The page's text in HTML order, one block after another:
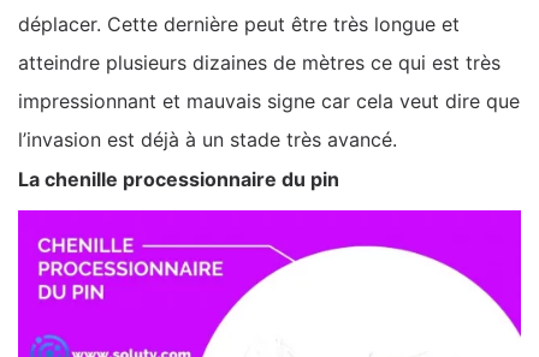
déplacer. Cette dernière peut être très longue et
atteindre plusieurs dizaines de mètres ce qui est très
impressionnant et mauvais signe car cela veut dire que
l’invasion est déjà à un stade très avancé.
La chenille processionnaire du pin